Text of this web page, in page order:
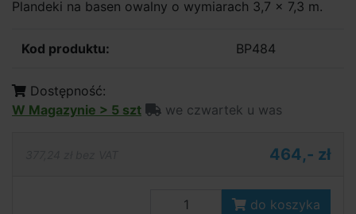
Plandeki na basen owalny o wymiarach 3,7 x 7,3 m.
Kod produktu: BP484
Dostępność:
W Magazynie > 5 szt
we czwartek u was
464,- zł
do koszyka